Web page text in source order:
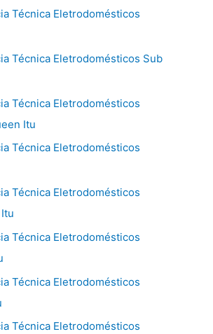
Técnica Eletrodomésticos
Técnica Eletrodomésticos Sub
Técnica Eletrodomésticos
Itu
Técnica Eletrodomésticos
Técnica Eletrodomésticos
Técnica Eletrodomésticos
Técnica Eletrodomésticos
Técnica Eletrodomésticos